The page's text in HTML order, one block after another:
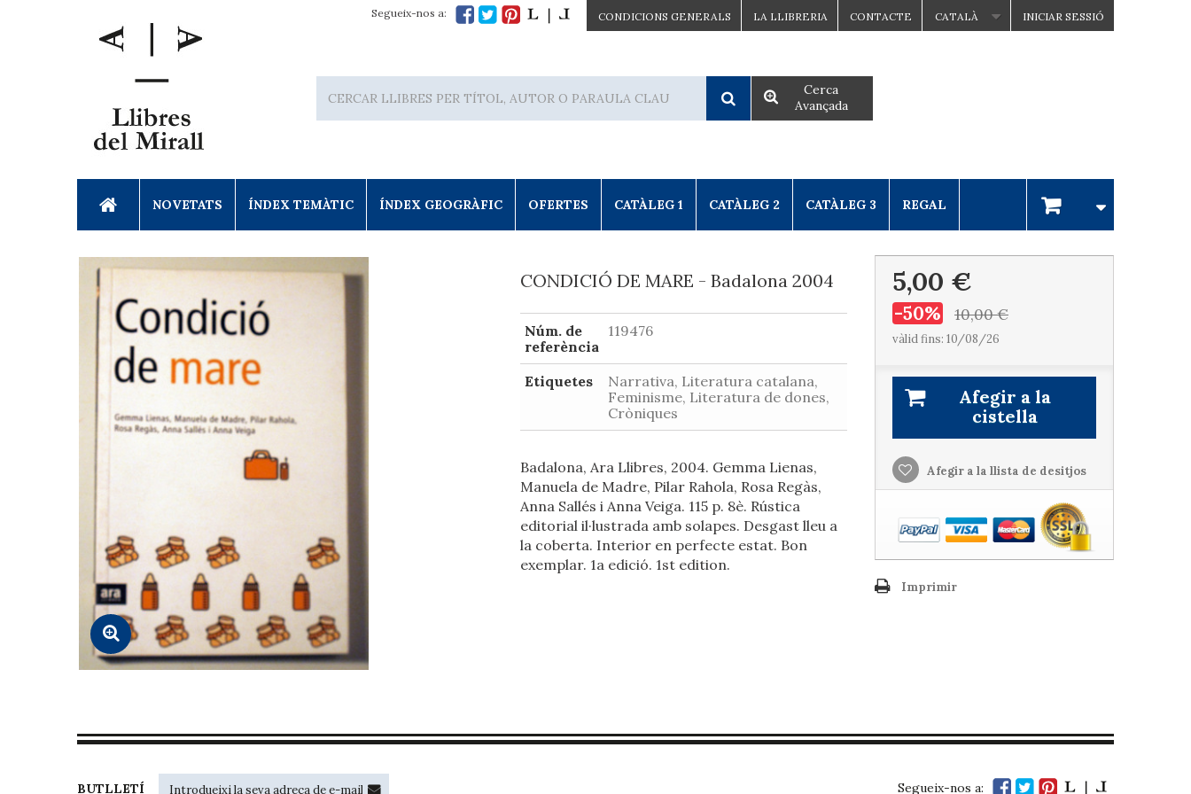
INICIAR SESSIÓ
CATALÀ
CONTACTE
LA LLIBRERIA
CONDICIONS GENERALS
Segueix-nos a:
Cerca
Avançada
NOVETATS ÍNDEX TEMÀTIC ÍNDEX GEOGRÀFIC OFERTES CATÀLEG 1 CATÀLEG 2 CATÀLEG 3 REGAL
CONDICIÓ DE MARE - Badalona 2004
Núm. de
referència
119476
Etiquetes
Narrativa, Literatura catalana,
Feminisme, Literatura de dones,
Cròniques
Badalona, Ara Llibres, 2004. Gemma Lienas,
Manuela de Madre, Pilar Rahola, Rosa Regàs,
Anna Sallés i Anna Veiga. 115 p. 8è. Rústica
editorial il·lustrada amb solapes. Desgast lleu a
la coberta. Interior en perfecte estat. Bon
exemplar. 1a edició. 1st edition.
5,00 €
-50% 10,00 €
vàlid fins: 10/08/26
Afegir a la
cistella
Afegir a la llista de desitjos
Imprimir
BUTLLETÍ Segueix-nos a: